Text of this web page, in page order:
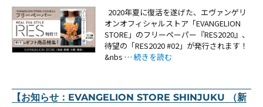
2020年夏に復活を遂げた、エヴァンゲリ
オンオフィシャルストア「EVANGELION
STORE」のフリーペーパー『RES2020』、
待望の「RES2020 #02」が発行されます！
&nbs … “【お知らせ：エヴァストアのフリー
続きを読む
【お知らせ：EVANGELION STORE SHINJUKU （新